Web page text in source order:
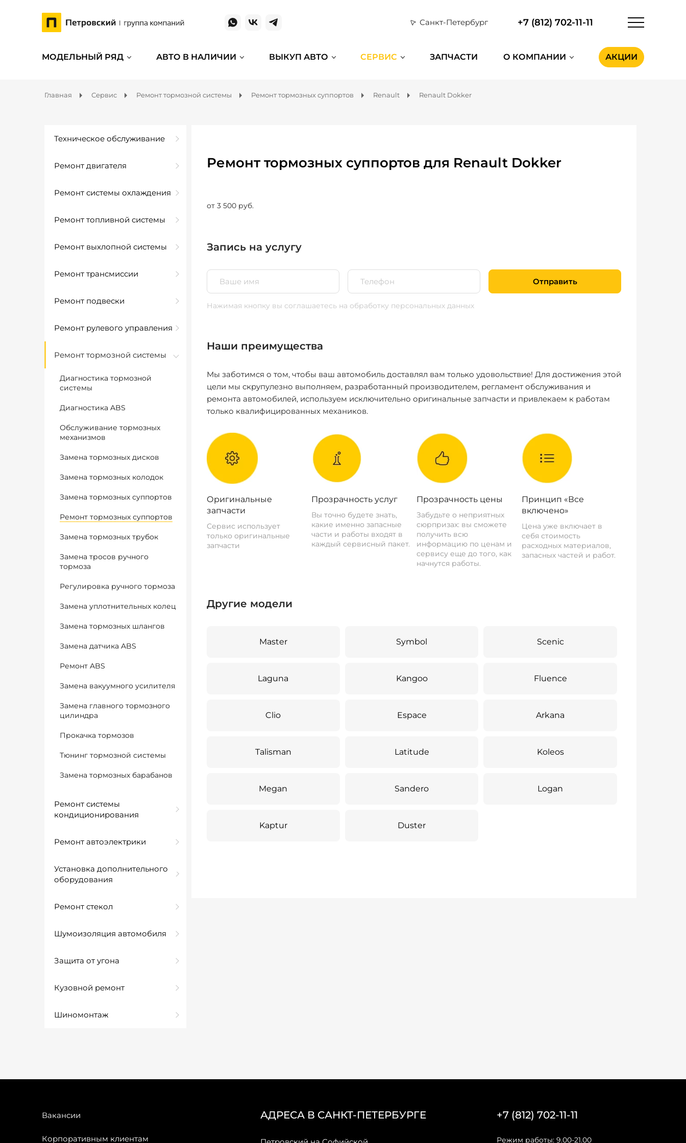
Санкт-Петербург +7 (812) 702-11-11
МОДЕЛЬНЫЙ РЯД АВТО В НАЛИЧИИ ВЫКУП АВТО СЕРВИС ЗАПЧАСТИ О КОМПАНИИ АКЦИИ
Главная Сервис Ремонт тормозной системы Ремонт тормозных суппортов Renault Renault Dokker
Техническое обслуживание
Ремонт двигателя
Ремонт системы охлаждения
Ремонт топливной системы
Ремонт выхлопной системы
Ремонт трансмиссии
Ремонт подвески
Ремонт рулевого управления
Ремонт тормозной системы
Диагностика тормозной
системы
Диагностика ABS
Обслуживание тормозных
механизмов
Замена тормозных дисков
Замена тормозных колодок
Замена тормозных суппортов
Ремонт тормозных суппортов
Замена тормозных трубок
Замена тросов ручного
тормоза
Регулировка ручного тормоза
Замена уплотнительных колец
Замена тормозных шлангов
Замена датчика ABS
Ремонт ABS
Замена вакуумного усилителя
Замена главного тормозного
цилиндра
Прокачка тормозов
Тюнинг тормозной системы
Замена тормозных барабанов
Ремонт системы
кондиционирования
Ремонт автоэлектрики
Установка дополнительного
оборудования
Ремонт стекол
Шумоизоляция автомобиля
Защита от угона
Кузовной ремонт
Шиномонтаж
Ремонт тормозных суппортов для Renault Dokker
от 3 500 руб.
Запись на услугу
Отправить
Нажимая кнопку вы соглашаетесь на обработку персональных данных
Наши преимущества
Мы заботимся о том, чтобы ваш автомобиль доставлял вам только удовольствие! Для достижения этой
цели мы скрупулезно выполняем, разработанный производителем, регламент обслуживания и
ремонта автомобилей, используем исключительно оригинальные запчасти и привлекаем к работам
только квалифицированных механиков.
Оригинальные
запчасти
Сервис использует
только оригинальные
запчасти
Прозрачность услуг
Вы точно будете знать,
какие именно запасные
части и работы входят в
каждый сервисный пакет.
Прозрачность цены
Забудьте о неприятных
сюрпризах: вы сможете
получить всю
информацию по ценам и
сервису еще до того, как
начнутся работы.
Принцип «Все
включено»
Цена уже включает в
себя стоимость
расходных материалов,
запасных частей и работ.
Другие модели
Master Symbol Scenic
Laguna Kangoo Fluence
Clio Espace Arkana
Talisman Latitude Koleos
Megan Sandero Logan
Kaptur Duster
Вакансии
Корпоративным клиентам
АДРЕСА В САНКТ-ПЕТЕРБУРГЕ +7 (812) 702-11-11
Режим работы: 9.00-21.00